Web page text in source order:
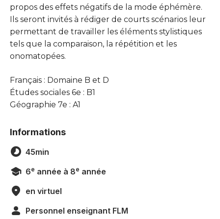
propos des effets négatifs de la mode éphémère.
Ils seront invités à rédiger de courts scénarios leur
permettant de travailler les éléments stylistiques
tels que la comparaison, la répétition et les
onomatopées.
Français : Domaine B et D
Études sociales 6e : B1
Géographie 7e : A1
Informations
45min
6e année à 8e année
en virtuel
Personnel enseignant FLM